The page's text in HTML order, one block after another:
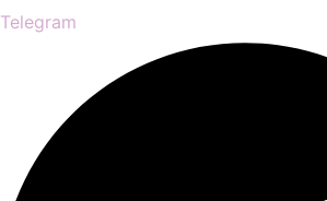
Telegram